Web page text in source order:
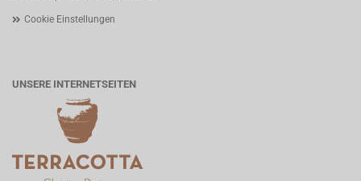
Cookie Einstellungen
UNSERE INTERNETSEITEN